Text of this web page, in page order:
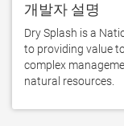
개발자 설명
Dry Splash is a
to providing value
complex
natural resources.